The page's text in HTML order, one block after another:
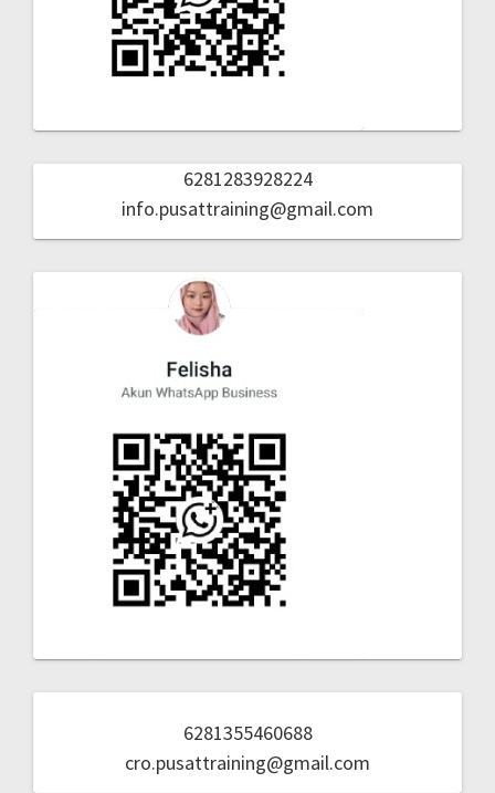
6281283928224
info.pusattraining@gmail.com
6281355460688
cro.pusattraining@gmail.com